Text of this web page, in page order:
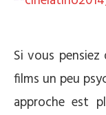
Si vous
films un peu
approche est